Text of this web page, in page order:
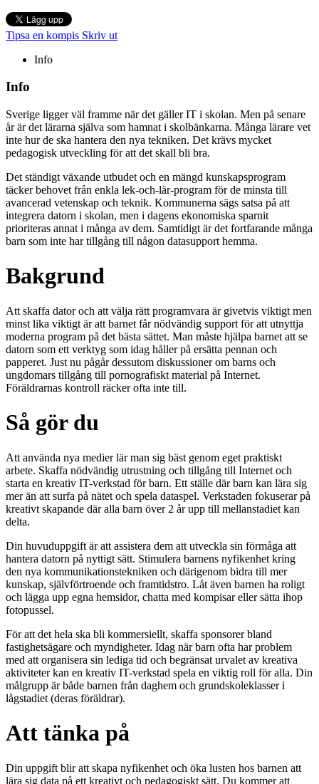
Tipsa en kompis Skriv ut
Info
Info
Sverige ligger väl framme när det gäller IT i skolan. Men på senare
år är det lärarna själva som hamnat i skolbänkarna. Många lärare vet
inte hur de ska hantera den nya tekniken. Det krävs mycket
pedagogisk utveckling för att det skall bli bra.
Det ständigt växande utbudet och en mängd kunskapsprogram
täcker behovet från enkla lek-och-lär-program för de minsta till
avancerad vetenskap och teknik. Kommunerna sägs satsa på att
integrera datorn i skolan, men i dagens ekonomiska sparnit
prioriteras annat i många av dem. Samtidigt är det fortfarande många
barn som inte har tillgång till någon datasupport hemma.
Bakgrund
Att skaffa dator och att välja rätt programvara är givetvis viktigt men
minst lika viktigt är att barnet får nödvändig support för att utnyttja
moderna program på det bästa sättet. Man måste hjälpa barnet att se
datorn som ett verktyg som idag håller på ersätta pennan och
papperet. Just nu pågår dessutom diskussioner om barns och
ungdomars tillgång till pornografiskt material på Internet.
Föräldrarnas kontroll räcker ofta inte till.
Så gör du
Att använda nya medier lär man sig bäst genom eget praktiskt
arbete. Skaffa nödvändig utrustning och tillgång till Internet och
starta en kreativ IT-verkstad för barn. Ett ställe där barn kan lära sig
mer än att surfa på nätet och spela dataspel. Verkstaden fokuserar på
kreativt skapande där alla barn över 2 år upp till mellanstadiet kan
delta.
Din huvuduppgift är att assistera dem att utveckla sin förmåga att
hantera datorn på nyttigt sätt. Stimulera barnens nyfikenhet kring
den nya kommunikationstekniken och därigenom bidra till mer
kunskap, självförtroende och framtidstro. Låt även barnen ha roligt
och lägga upp egna hemsidor, chatta med kompisar eller sätta ihop
fotopussel.
För att det hela ska bli kommersiellt, skaffa sponsorer bland
fastighetsägare och myndigheter. Idag när barn ofta har problem
med att organisera sin lediga tid och begränsat urvalet av kreativa
aktiviteter kan en kreativ IT-verkstad spela en viktig roll för alla. Din
målgrupp är både barnen från daghem och grundskoleklasser i
lågstadiet (deras föräldrar).
Att tänka på
Din uppgift blir att skapa nyfikenhet och öka lusten hos barnen att
lära sig data på ett kreativt och pedagogiskt sätt. Du kommer att